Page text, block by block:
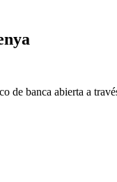
de banca abierta a